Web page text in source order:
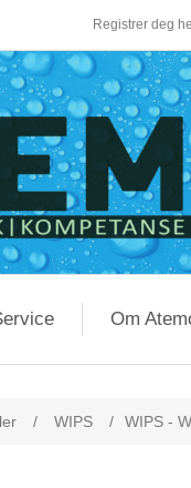
Registrer deg
Om
/ WIPS / WIPS -